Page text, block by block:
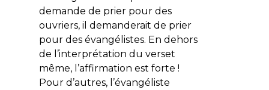
demande de prier pour des
ouvriers, il demanderait de prier
pour des évangélistes. En dehors
de l’interprétation du verset
même, l’affirmation est forte !
Pour d’autres, l’évangéliste